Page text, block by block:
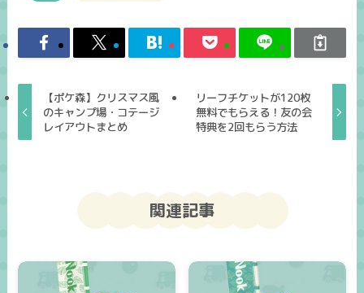
【ポケ森】クリスマス風
のキャンプ場・コテージ
レイアウトまとめ
リーフチケットが120枚
無料でもらえる！友の会
特典を2回もらう方法
関連記事